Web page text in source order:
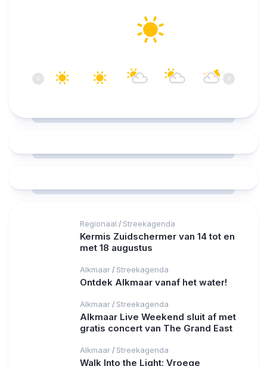
‹ ›
Regionaal / Streekagenda
Kermis Zuidschermer van 14 tot en
met 18 augustus
Alkmaar / Streekagenda
Ontdek Alkmaar vanaf het water!
Alkmaar / Streekagenda
Alkmaar Live Weekend sluit af met
gratis concert van The Grand East
Alkmaar / Streekagenda
Walk Into the Light: Vroege